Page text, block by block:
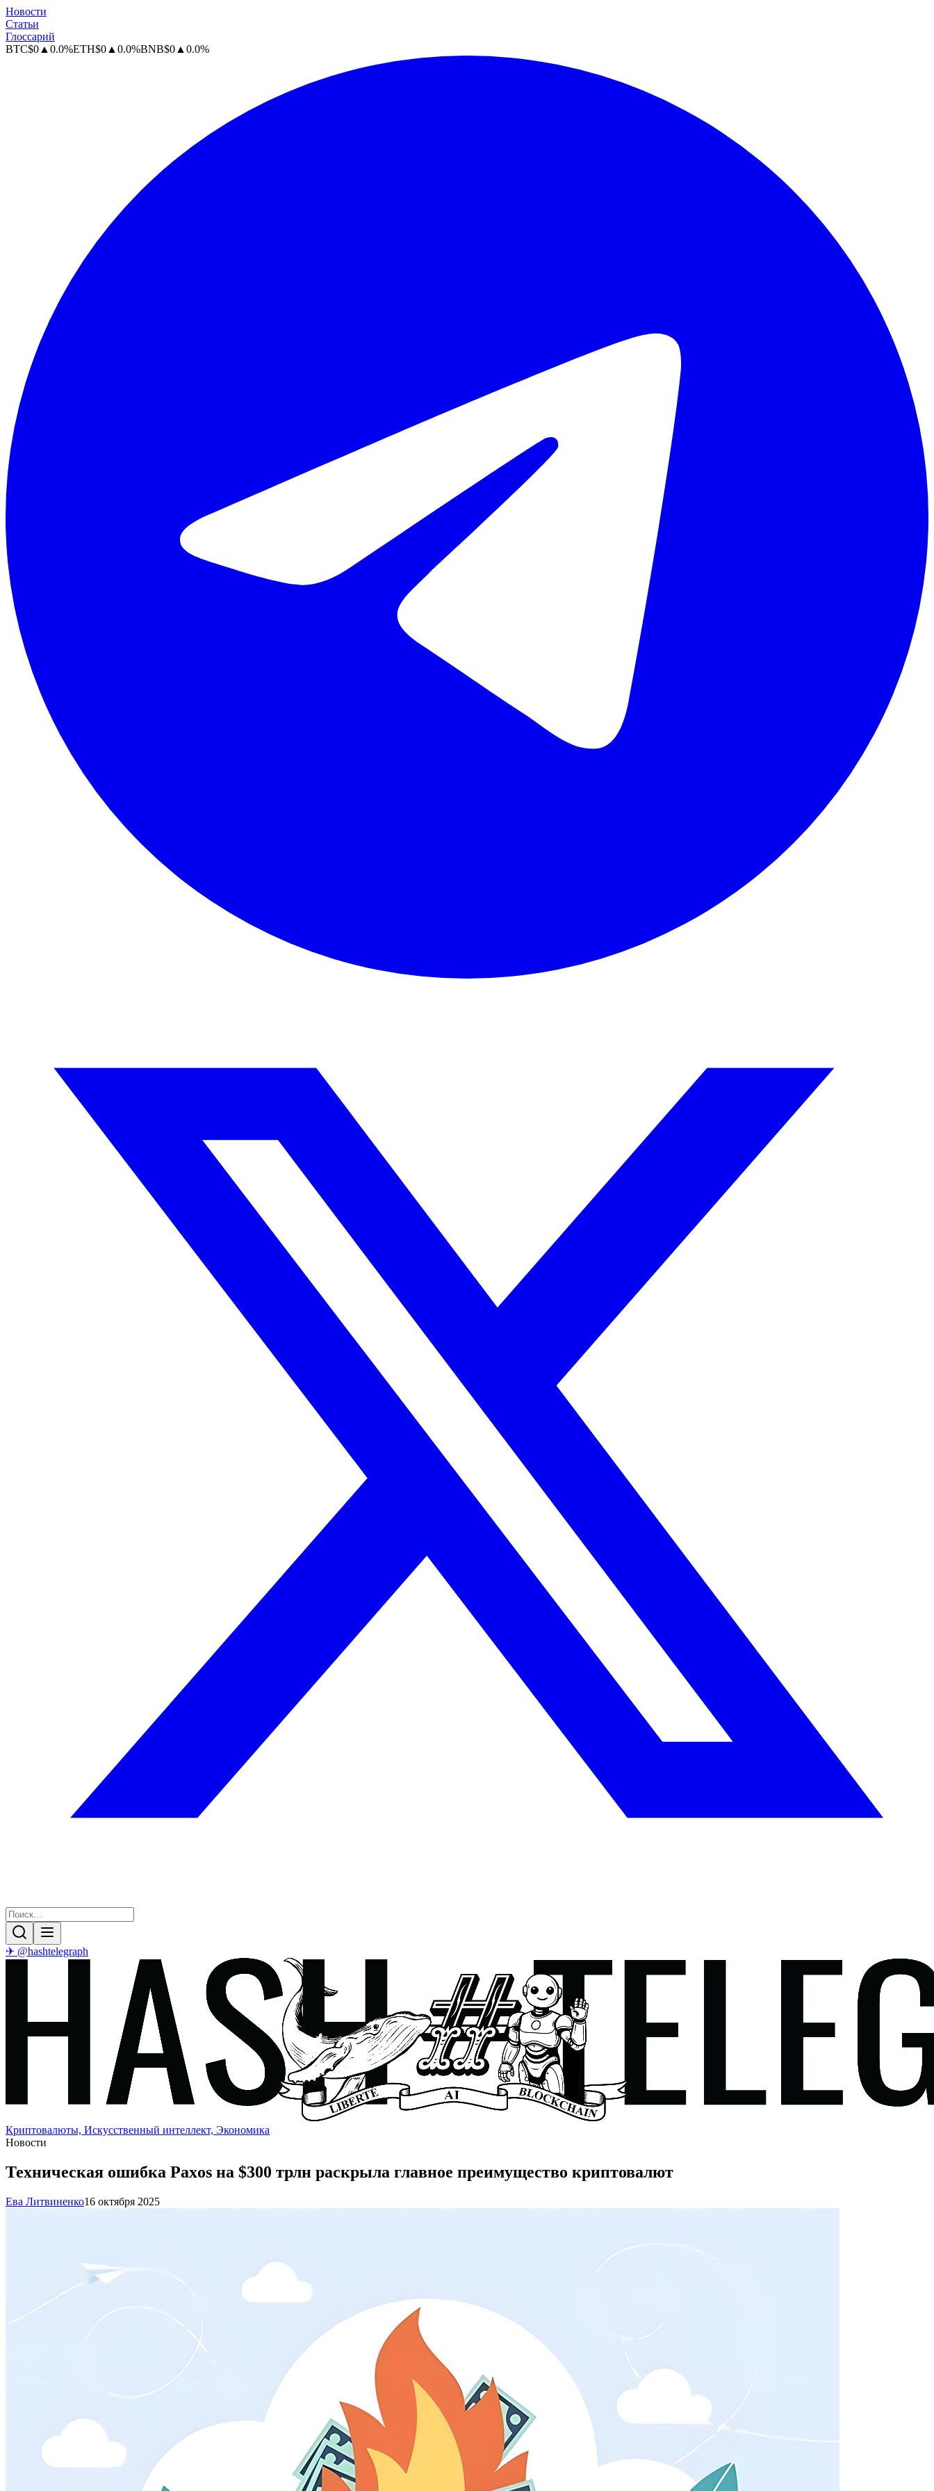
Новости
Статьи
Глоссарий
BTC$0 ▲ 0.0%ETH$0 ▲ 0.0%BNB$0 ▲ 0.0%
✈ @hashtelegraph
Криптовалюты, Искусственный интеллект, Экономика
Новости
Техническая ошибка Paxos на $300 трлн раскрыла главное преимущество криптовалют
Ева Литвиненко16 октября 2025